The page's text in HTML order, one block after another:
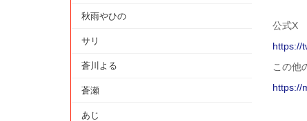
公式X
https://
この他
https://
秋雨やひの
サリ
蒼川よる
蒼瀬
あじ